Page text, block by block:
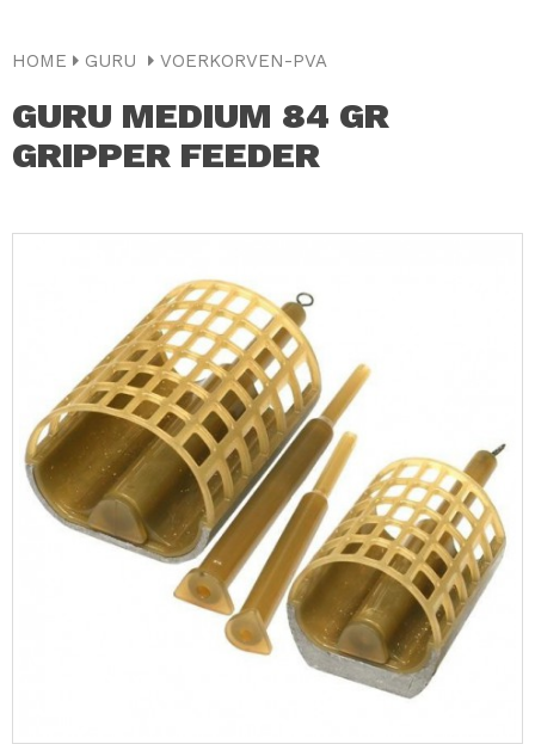
HOME GURU VOERKORVEN-PVA
GURU MEDIUM 84 GR
GRIPPER FEEDER